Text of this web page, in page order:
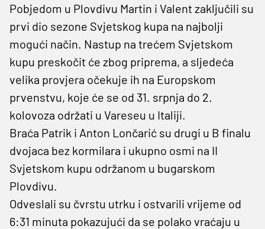
Pobjedom u Plovdivu Martin i Valent zaključili su
prvi dio sezone Svjetskog kupa na najbolji
mogući način. Nastup na trećem Svjetskom
kupu preskočit će zbog priprema, a sljedeća
velika provjera očekuje ih na Europskom
prvenstvu, koje će se od 31. srpnja do 2.
kolovoza održati u Vareseu u Italiji.
Braća Patrik i Anton Lončarić su drugi u B finalu
dvojaca bez kormilara i ukupno osmi na II
Svjetskom kupu održanom u bugarskom
Plovdivu.
Odveslali su čvrstu utrku i ostvarili vrijeme od
6:31 minuta pokazujući da se polako vraćaju u